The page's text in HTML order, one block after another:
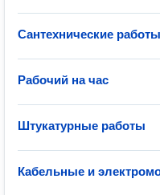
Сантехнические работы
Рабочий на час
Штукатурные работы
Кабельные и